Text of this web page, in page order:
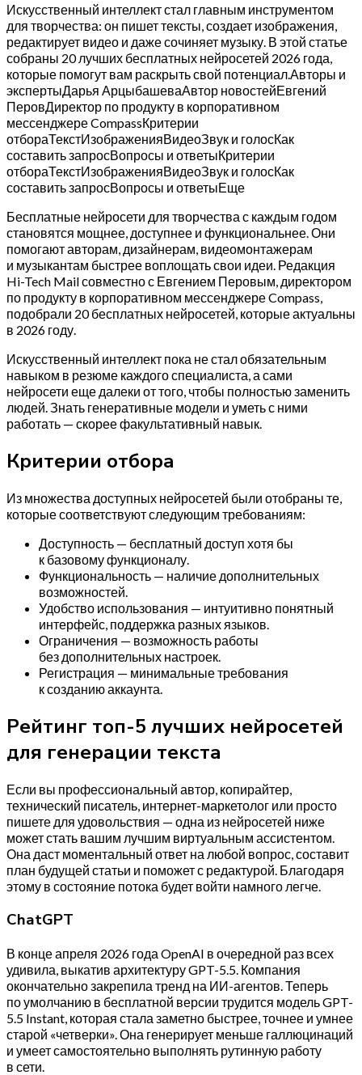
Искусственный интеллект стал главным инструментом
для творчества: он пишет тексты, создает изображения,
редактирует видео и даже сочиняет музыку. В этой статье
собраны 20 лучших бесплатных нейросетей 2026 года,
которые помогут вам раскрыть свой потенциал.Авторы и
экспертыДарья АрцыбашеваАвтор новостейЕвгений
ПеровДиректор по продукту в корпоративном
мессенджере CompassКритерии
отбораТекстИзображенияВидеоЗвук и голосКак
составить запросВопросы и ответыКритерии
отбораТекстИзображенияВидеоЗвук и голосКак
составить запросВопросы и ответыЕще
Бесплатные нейросети для творчества с каждым годом
становятся мощнее, доступнее и функциональнее. Они
помогают авторам, дизайнерам, видеомонтажерам
и музыкантам быстрее воплощать свои идеи. Редакция
Hi-Tech Mail совместно с Евгением Перовым, директором
по продукту в корпоративном мессенджере Compass,
подобрали 20 бесплатных нейросетей, которые актуальны
в 2026 году.
Искусственный интеллект пока не стал обязательным
навыком в резюме каждого специалиста, а сами
нейросети еще далеки от того, чтобы полностью заменить
людей. Знать генеративные модели и уметь с ними
работать — скорее факультативный навык.
Критерии отбора
Из множества доступных нейросетей были отобраны те,
которые соответствуют следующим требованиям:
Доступность — бесплатный доступ хотя бы
к базовому функционалу.
Функциональность — наличие дополнительных
возможностей.
Удобство использования — интуитивно понятный
интерфейс, поддержка разных языков.
Ограничения — возможность работы
без дополнительных настроек.
Регистрация — минимальные требования
к созданию аккаунта.
Рейтинг топ-5 лучших нейросетей
для генерации текста
Если вы профессиональный автор, копирайтер,
технический писатель, интернет-маркетолог или просто
пишете для удовольствия — одна из нейросетей ниже
может стать вашим лучшим виртуальным ассистентом.
Она даст моментальный ответ на любой вопрос, составит
план будущей статьи и поможет с редактурой. Благодаря
этому в состояние потока будет войти намного легче.
ChatGPT
В конце апреля 2026 года OpenAI в очередной раз всех
удивила, выкатив архитектуру GPT-5.5. Компания
окончательно закрепила тренд на ИИ-агентов. Теперь
по умолчанию в бесплатной версии трудится модель GPT-
5.5 Instant, которая стала заметно быстрее, точнее и умнее
старой «четверки». Она генерирует меньше галлюцинаций
и умеет самостоятельно выполнять рутинную работу
в сети.